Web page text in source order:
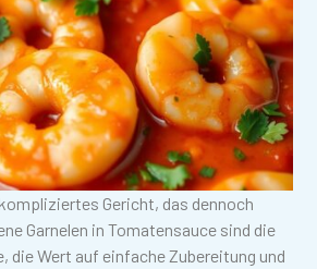
Gericht, das dennoch
Garnelen in Tomatensauce sind die
die Wert auf einfache Zubereitung und